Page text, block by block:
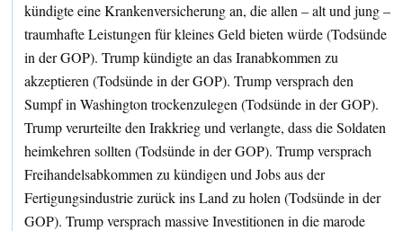
kündigte eine Krankenversicherung an, die allen – alt und jung –
traumhafte Leistungen für kleines Geld bieten würde (Todsünde
in der GOP). Trump kündigte an das Iranabkommen zu
akzeptieren (Todsünde in der GOP). Trump versprach den
Sumpf in Washington trockenzulegen (Todsünde in der GOP).
Trump verurteilte den Irakkrieg und verlangte, dass die Soldaten
heimkehren sollten (Todsünde in der GOP). Trump versprach
Freihandelsabkommen zu kündigen und Jobs aus der
Fertigungsindustrie zurück ins Land zu holen (Todsünde in der
GOP). Trump versprach massive Investitionen in die marode